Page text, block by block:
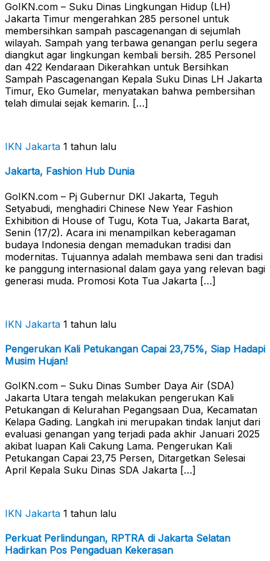
GoIKN.com – Suku Dinas Lingkungan Hidup (LH)
Jakarta Timur mengerahkan 285 personel untuk
membersihkan sampah pascagenangan di sejumlah
wilayah. Sampah yang terbawa genangan perlu segera
diangkut agar lingkungan kembali bersih. 285 Personel
dan 422 Kendaraan Dikerahkan untuk Bersihkan
Sampah Pascagenangan Kepala Suku Dinas LH Jakarta
Timur, Eko Gumelar, menyatakan bahwa pembersihan
telah dimulai sejak kemarin. […]
IKN Jakarta 1 tahun lalu
Jakarta, Fashion Hub Dunia
GoIKN.com – Pj Gubernur DKI Jakarta, Teguh
Setyabudi, menghadiri Chinese New Year Fashion
Exhibition di House of Tugu, Kota Tua, Jakarta Barat,
Senin (17/2). Acara ini menampilkan keberagaman
budaya Indonesia dengan memadukan tradisi dan
modernitas. Tujuannya adalah membawa seni dan tradisi
ke panggung internasional dalam gaya yang relevan bagi
generasi muda. Promosi Kota Tua Jakarta […]
IKN Jakarta 1 tahun lalu
Pengerukan Kali Petukangan Capai 23,75%, Siap Hadapi
Musim Hujan!
GoIKN.com – Suku Dinas Sumber Daya Air (SDA)
Jakarta Utara tengah melakukan pengerukan Kali
Petukangan di Kelurahan Pegangsaan Dua, Kecamatan
Kelapa Gading. Langkah ini merupakan tindak lanjut dari
evaluasi genangan yang terjadi pada akhir Januari 2025
akibat luapan Kali Cakung Lama. Pengerukan Kali
Petukangan Capai 23,75 Persen, Ditargetkan Selesai
April Kepala Suku Dinas SDA Jakarta […]
IKN Jakarta 1 tahun lalu
Perkuat Perlindungan, RPTRA di Jakarta Selatan
Hadirkan Pos Pengaduan Kekerasan